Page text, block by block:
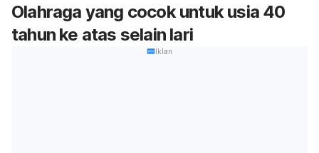
Olahraga yang cocok untuk usia 40
tahun ke atas selain lari
Iklan